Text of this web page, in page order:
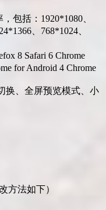
包括：1920*1080、
、768*1024、
8 Safari 6 Chrome
for Android 4 Chrome
换、全屏预览模式、小
方法如下）